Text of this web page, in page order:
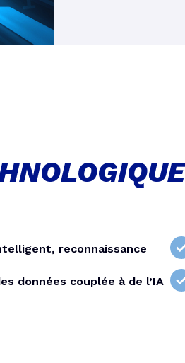
reconnaissance
données couplée à de l’IA